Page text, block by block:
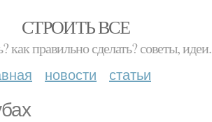
СТРОИТЬ ВСЕ
как правильно сделать? советы, идеи.
новости статьи